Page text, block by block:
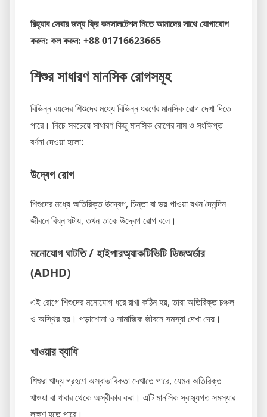
রিহ্যাব সেবার জন্য ফ্রি কনসালটেশন নিতে আমাদের সাথে যোগাযোগ
করুন: কল করুন: +88 01716623665
শিশুর সাধারণ মানসিক রোগসমূহ
বিভিন্ন বয়সের শিশুদের মধ্যে বিভিন্ন ধরণের মানসিক রোগ দেখা দিতে
পারে। নিচে সবচেয়ে সাধারণ কিছু মানসিক রোগের নাম ও সংক্ষিপ্ত
বর্ণনা দেওয়া হলো:
উদ্বেগ রোগ
শিশুদের মধ্যে অতিরিক্ত উদ্বেগ, চিন্তা বা ভয় পাওয়া যখন দৈনন্দিন
জীবনে বিঘ্ন ঘটায়, তখন তাকে উদ্বেগ রোগ বলে।
মনোযোগ ঘাটতি / হাইপারঅ্যাকটিভিটি ডিজঅর্ডার
(ADHD)
এই রোগে শিশুদের মনোযোগ ধরে রাখা কঠিন হয়, তারা অতিরিক্ত চঞ্চল
ও অস্থির হয়। পড়াশোনা ও সামাজিক জীবনে সমস্যা দেখা দেয়।
খাওয়ার ব্যাধি
শিশুরা খাদ্য গ্রহণে অস্বাভাবিকতা দেখাতে পারে, যেমন অতিরিক্ত
খাওয়া বা খাবার থেকে অস্বীকার করা। এটি মানসিক স্বাস্থ্যগত সমস্যার
লক্ষণ হতে পারে।